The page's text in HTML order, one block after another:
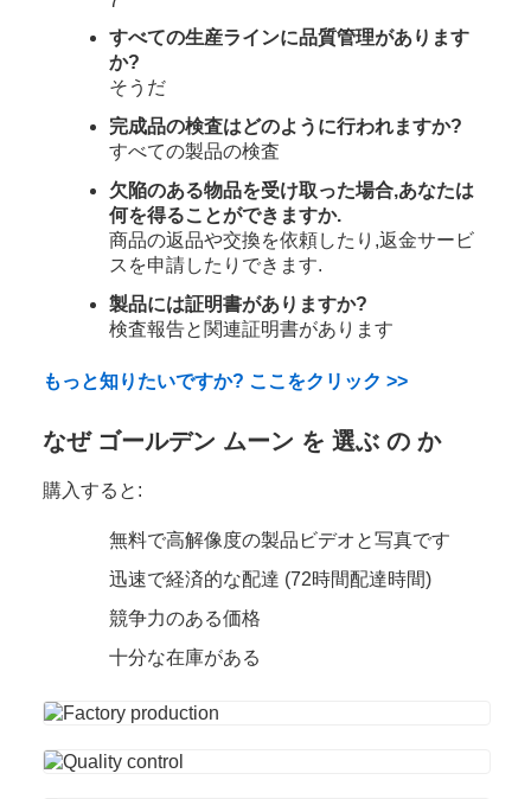
すべての生産ラインに品質管理があります
か?
そうだ
完成品の検査はどのように行われますか?
すべての製品の検査
欠陥のある物品を受け取った場合,あなたは
何を得ることができますか.
商品の返品や交換を依頼したり,返金サービ
スを申請したりできます.
製品には証明書がありますか?
検査報告と関連証明書があります
もっと知りたいですか? ここをクリック >>
なぜ ゴールデン ムーン を 選ぶ の か
購入すると:
無料で高解像度の製品ビデオと写真です
迅速で経済的な配達 (72時間配達時間)
競争力のある価格
十分な在庫がある